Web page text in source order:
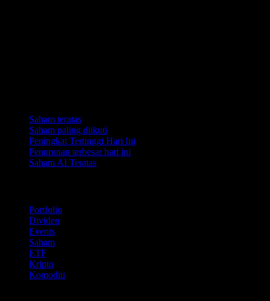
Saham teratas
Saham paling diikuti
Peningkat Tertinggi Hari Ini
Penurunan terbesar hari ini
Saham AI Teratas
Portfolio
Dividen
Events
Saham
ETF
Kripto
Komoditi